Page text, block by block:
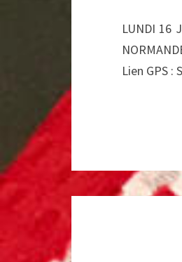
LUNDI 16
Lien GPS